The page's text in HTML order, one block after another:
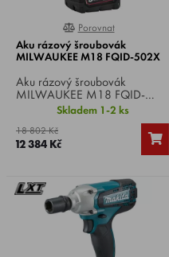
0%
Porovnat
Aku rázový šroubovák
MILWAUKEE M18 FQID-502X
Aku rázový šroubovák
MILWAUKEE M18 FQID-
502X , 2x Li-ion 18 V / 5.0
Ah, otáčky 0-3000/min, počet
úderů 0-4000/min, utahovací
moment 50 Nm, upínání 1/4",
Skladem 1-2 ks
18 802 Kč
12 384 Kč